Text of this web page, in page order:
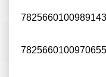
7825660100989143
7825660100970655